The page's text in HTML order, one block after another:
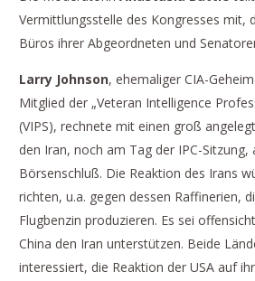
Vermittlungsstelle des Kongresses mit,
Büros ihrer Abgeordneten und
Larry Johnson, ehemaliger CIA-
Mitglied der „Veteran Intelligence
(VIPS), rechnete mit einen groß
den Iran, noch am Tag der IPC-Sitzung,
Börsenschluß. Die Reaktion des Irans
richten, u.a. gegen dessen Raffinerien,
Flugbenzin produzieren. Es sei
China den Iran unterstützen. Beide
interessiert, die Reaktion der USA auf